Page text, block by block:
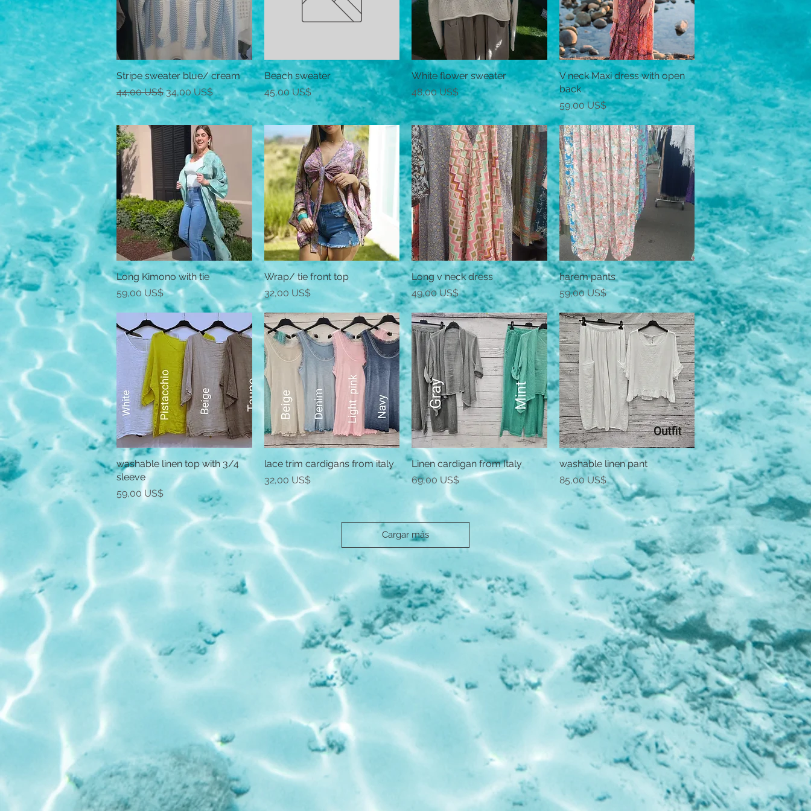
Vista rápida
Stripe sweater blue/ cream
Precio
44,00 US$Precio de oferta
34,00 US$
Vista rápida
Beach sweater
Precio
45,00 US$
Vista rápida
White flower sweater
Precio
48,00 US$
Vista rápida
V neck Maxi dress with open
back
Precio
59,00 US$
Vista rápida
Long Kimono with tie
Precio
59,00 US$
Vista rápida
Wrap/ tie front top
Precio
32,00 US$
Vista rápida
Long v neck dress
Precio
49,00 US$
Vista rápida
harem pants
Precio
59,00 US$
Vista rápida
washable linen top with 3/4
sleeve
Precio
59,00 US$
Vista rápida
lace trim cardigans from italy
Precio
32,00 US$
Vista rápida
Linen cardigan from Italy
Precio
69,00 US$
Vista rápida
washable linen pant
Precio
85,00 US$
Cargar más